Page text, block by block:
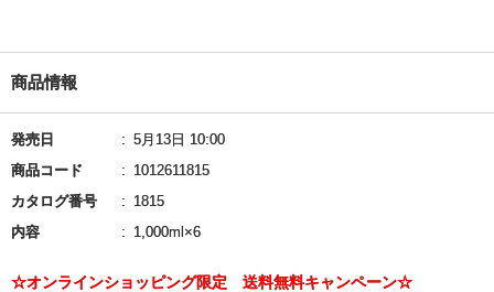
商品情報
発売日
5月13日 10:00
商品コード
1012611815
カタログ番号
1815
内容
1,000ml×6
☆オンラインショッピング限定 送料無料キャンペーン☆